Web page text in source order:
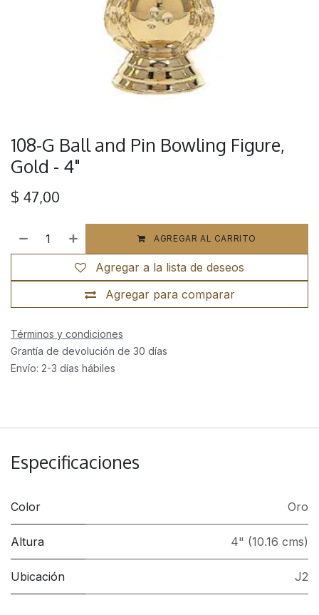
108-G Ball and Pin Bowling Figure,
Gold - 4"
$ 47,00
AGREGAR AL CARRITO
Agregar para comparar
Agregar a la lista de deseos
Términos y condiciones
Grantía de devolución de 30 días
Envío: 2-3 días hábiles
Especificaciones
Color Oro
Altura 4" (10.16 cms)
Ubicación J2